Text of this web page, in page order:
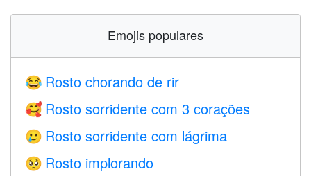
Emojis populares
😂 Rosto chorando de rir
🥰 Rosto sorridente com 3 corações
🥲 Rosto sorridente com lágrima
🥺 Rosto implorando